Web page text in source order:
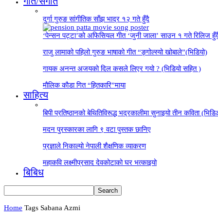
दुर्गा गुरुङ सांगीतिक साँझ भाद्र १२ गते हुँदै
‘पेन्सन पट्टा’को अफिसियल गीत ‘जुनी जाला’ साउन १ गते रिलिज
राजु लामाको पहिलो गुरुङ भाषाको गीत “ङ्गोल्स्यो खोबाले”(भिडियो)
गायक अनन्त अजयको दिल कसले लिएर गयो ? (भिडियो सहित )
माैलिक काैडा गित “हितकारि”माया
साहित्य
बिपी प्रतिष्ठानको बेथितिविरूद्ध भद्रकालीमा सुनाइयो तीन कविता
मदन पुरस्कारका लागि ९ वटा पुस्तक छानिए
प्रज्ञाले निकाल्यो नेपाली शैक्षणिक व्याकरण
महाकवि लक्ष्मीप्रसाद देवकोटाको घर भत्काइयो
बिबिध
Home Tags Sabana Azmi